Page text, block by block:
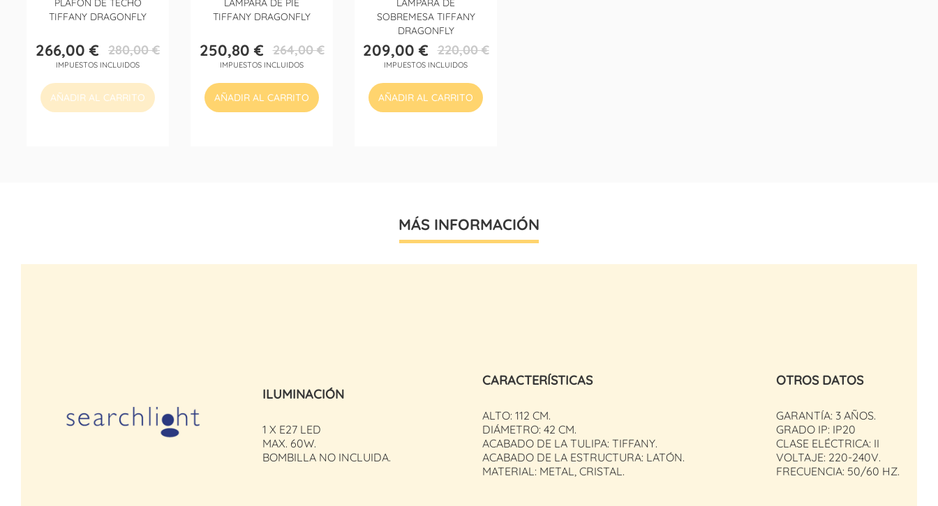
PLAFÓN DE TECHO
TIFFANY DRAGONFLY
Precio
266,00 €Precio
base
280,00 €
IMPUESTOS INCLUIDOS
AÑADIR AL CARRITO
LÁMPARA DE PIE
TIFFANY DRAGONFLY
Precio
250,80 €Precio
base
264,00 €
IMPUESTOS INCLUIDOS
AÑADIR AL CARRITO
LÁMPARA DE
SOBREMESA TIFFANY
DRAGONFLY
Precio
209,00 €Precio
base
220,00 €
IMPUESTOS INCLUIDOS
AÑADIR AL CARRITO
MÁS INFORMACIÓN
ILUMINACIÓN
1 X E27 LED
MAX. 60W.
BOMBILLA NO INCLUIDA.
CARACTERÍSTICAS
ALTO: 112 CM.
DIÁMETRO: 42 CM.
ACABADO DE LA TULIPA: TIFFANY.
ACABADO DE LA ESTRUCTURA: LATÓN.
MATERIAL: METAL, CRISTAL.
OTROS DATOS
GARANTÍA: 3 AÑOS.
GRADO IP: IP20
CLASE ELÉCTRICA: II
VOLTAJE: 220-240V.
FRECUENCIA: 50/60 HZ.